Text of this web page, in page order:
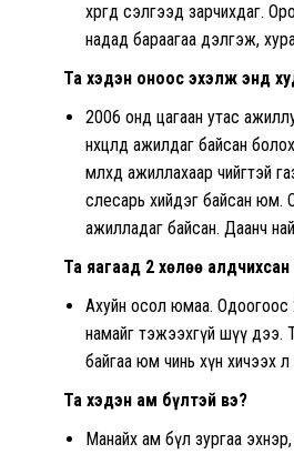
хөргөөд сэлгээд зарчихдаг.
надад бараагаа дэлгэж,
Та хэдэн оноос эхэлж энд
2006 онд цагаан утас
нөхцөлд ажилдаг байсан
мөлхөөд ажиллахаар чийгтэй
слесарь хийдэг байсан юм.
ажилладаг байсан. Даанч
Та яагаад 2 хөлөө
Ахуйн осол юмаа. Одоогоос
намайг тэжээхгүй шүү дээ.
байгаа юм чинь хүн хичээх
Та хэдэн ам бүлтэй вэ?
Манайх ам бүл зургаа эхнэр,